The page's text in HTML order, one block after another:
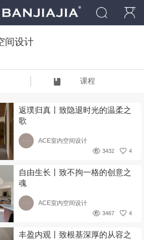
间设计
课程
返璞归真丨致隐退时光的温柔之
歌
ACE室内空间设计
4
3432
自由生长丨致不拘一格的创意之
魂
ACE室内空间设计
4
3467
丰盈内观丨致根基深厚的从容之